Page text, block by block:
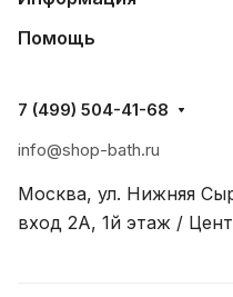
Помощь
7 (499) 504-41-68
info@shop-bath.ru
Москва, ул. Нижняя
вход 2A, 1й этаж /